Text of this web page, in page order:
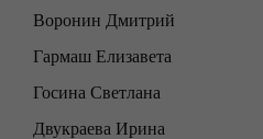
Воронин Дмитрий
Гармаш Елизавета
Госина Светлана
Двукраева Ирина